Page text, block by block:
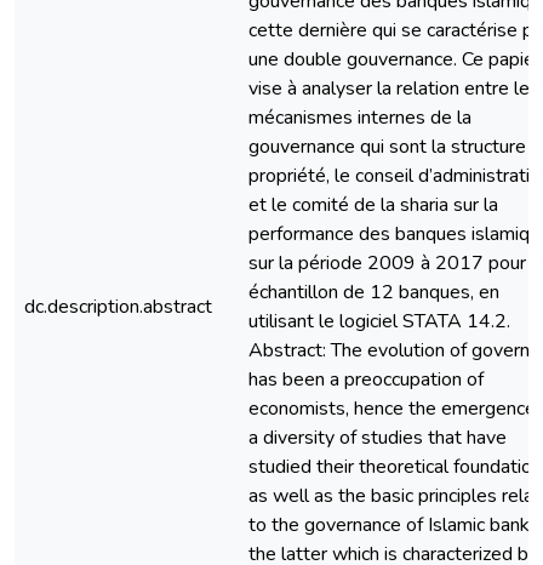
dc.description.abstract
cette dernière qui se caractérise
une double gouvernance. Ce papier
vise à analyser la relation entre les
mécanismes internes de la
gouvernance qui sont la structure
propriété, le conseil
et le comité de la sharia sur la
performance des banques
sur la période 2009 à 2017 pour
échantillon de 12 banques, en
utilisant le logiciel STATA 14.2.
Abstract: The evolution of
has been a preoccupation of
economists, hence the emergence
a diversity of studies that have
studied their theoretical
as well as the basic principles
to the governance of Islamic banks,
the latter which is characterized by